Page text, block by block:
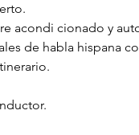
acondi cionado y
de habla hispana